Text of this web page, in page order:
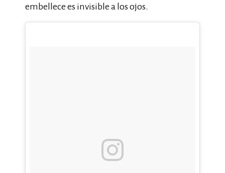
embellece es invisible a los ojos.